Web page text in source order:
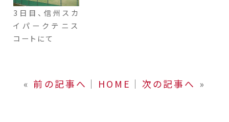
3日目、信州スカ
イパークテニス
コートにて
« 前の記事へ │ HOME │ 次の記事へ »